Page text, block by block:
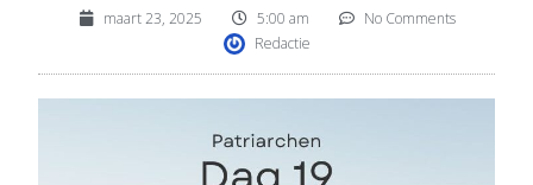
maart 23, 2025 5:00 am
No Comments
Redactie